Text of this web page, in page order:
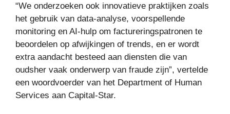
“We onderzoeken ook innovatieve praktijken zoals
het gebruik van data-analyse, voorspellende
monitoring en AI-hulp om factureringspatronen te
beoordelen op afwijkingen of trends, en er wordt
extra aandacht besteed aan diensten die van
oudsher vaak onderwerp van fraude zijn”, vertelde
een woordvoerder van het Department of Human
Services aan Capital-Star.